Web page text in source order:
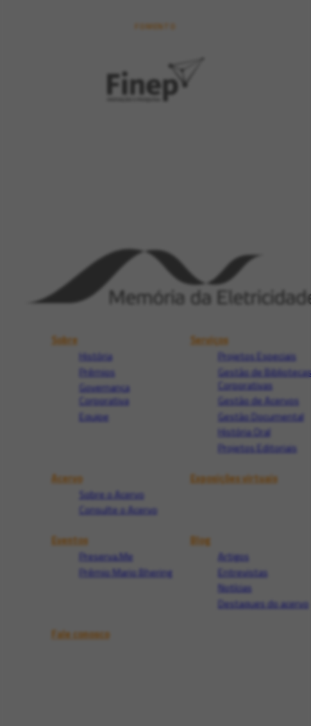
FOMENTO
Sobre
História
Prêmios
Governança
Corporativa
Equipe
Serviços
Projetos Especiais
Gestão de Bibliotecas
Corporativas
Gestão de Acervos
Gestão Documental
História Oral
Projetos Editoriais
Acervo
Sobre o Acervo
Consulte o Acervo
Exposições virtuais
Eventos
Preserva.Me
Prêmio Mario Bhering
Blog
Artigos
Entrevistas
Notícias
Destaques do acervo
Fale conosco